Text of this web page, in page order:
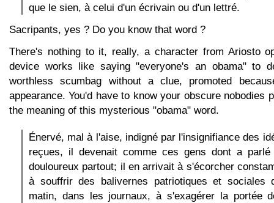
que le sien, à celui d'un écrivain ou d'un lettré.
Sacripants, yes ? Do you know that word ?
There's nothing to it, really, a character from Ariosto
device works like saying "everyone's an obama" to
worthless scumbag without a clue, promoted
appearance. You'd have to know your obscure nobodies
the meaning of this mysterious "obama" word.
Énervé, mal à l'aise, indigné par l'insignifiance des
reçues, il devenait comme ces gens dont a
douloureux partout; il en arrivait à s'écorcher
à souffrir des balivernes patriotiques et sociales
matin, dans les journaux, à s'exagérer la portée